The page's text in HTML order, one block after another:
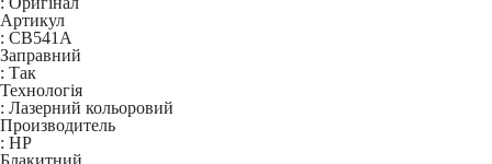
Артикул
: CB541A
Заправний
: Так
Технологія
: Лазерний кольоровий
Производитель
: HP
Блакитний